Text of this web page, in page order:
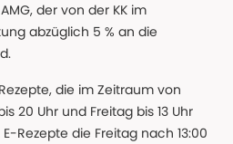
AMG, der von der KK im
abzüglich 5 % an die
die im Zeitraum von
20 Uhr und Freitag bis 13 Uhr
Rezepte die Freitag nach 13:00